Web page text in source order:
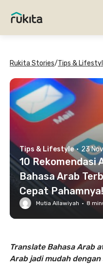
Rukita Stories/Tips &
Tips & Lifestyle · 23
10 Rekomendasi
Bahasa Arab
Cepat Pahamnya!
Mutia Allawiyah · 8
Translate Bahasa Arab
Arab jadi mudah dengan